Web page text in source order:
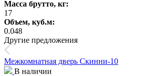
Масса брутто, кг:
17
Объем, куб.м:
0.048
Другие предложения
Межкомнатная дверь Скинни-10
В наличии